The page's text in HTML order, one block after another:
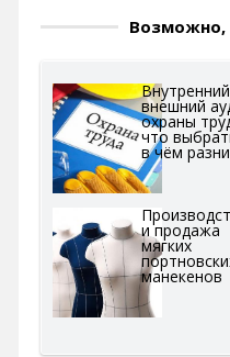
Возможно,
внешний
охраны
что
в чём
и продажа
мягких
манекенов